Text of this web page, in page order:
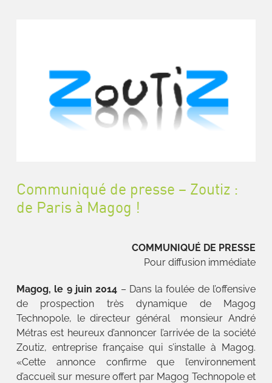
Communiqué de presse – Zoutiz :
de Paris à Magog !
COMMUNIQUÉ DE PRESSE
Pour diffusion immédiate
Magog, le 9 juin 2014 – Dans la foulée de l’offensive
de prospection très dynamique de Magog
Technopole, le directeur général monsieur André
Métras est heureux d’annoncer l’arrivée de la société
Zoutiz, entreprise française qui s’installe à Magog.
«Cette annonce confirme que l’environnement
d’accueil sur mesure offert par Magog Technopole et